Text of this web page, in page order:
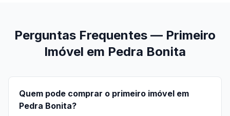
Perguntas Frequentes — Primeiro
Imóvel em Pedra Bonita
Quem pode comprar o primeiro imóvel em
Pedra Bonita?